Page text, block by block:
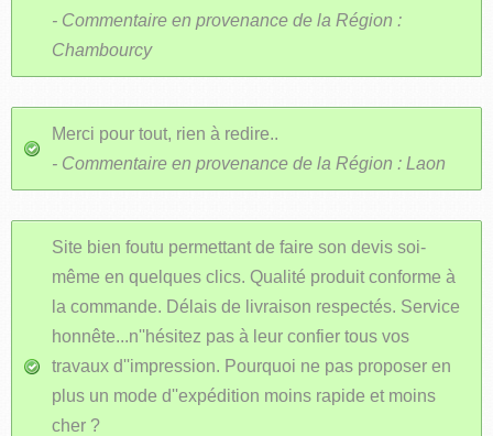
- Commentaire en provenance de la Région :
Chambourcy
Merci pour tout, rien à redire..
- Commentaire en provenance de la Région : Laon
Site bien foutu permettant de faire son devis soi-
même en quelques clics. Qualité produit conforme à
la commande. Délais de livraison respectés. Service
honnête...n''hésitez pas à leur confier tous vos
travaux d''impression. Pourquoi ne pas proposer en
plus un mode d''expédition moins rapide et moins
cher ?